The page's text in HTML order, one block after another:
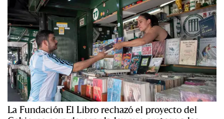
La Fundación El Libro rechazó el proyecto del